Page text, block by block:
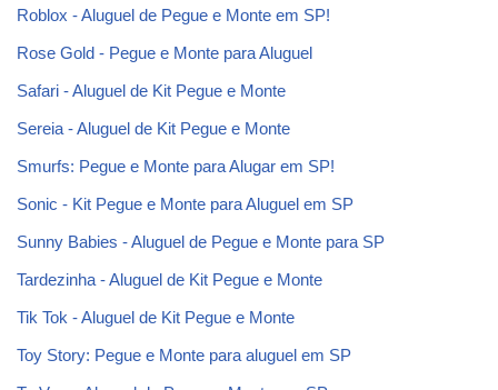
Roblox - Aluguel de Pegue e Monte em SP!
Rose Gold - Pegue e Monte para Aluguel
Safari - Aluguel de Kit Pegue e Monte
Sereia - Aluguel de Kit Pegue e Monte
Smurfs: Pegue e Monte para Alugar em SP!
Sonic - Kit Pegue e Monte para Aluguel em SP
Sunny Babies - Aluguel de Pegue e Monte para SP
Tardezinha - Aluguel de Kit Pegue e Monte
Tik Tok - Aluguel de Kit Pegue e Monte
Toy Story: Pegue e Monte para aluguel em SP